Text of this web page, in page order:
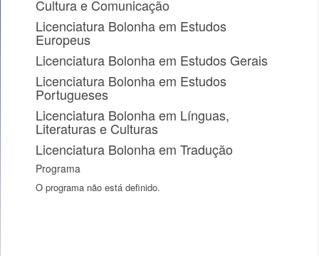
Cultura e Comunicação
Licenciatura Bolonha em Estudos
Europeus
Licenciatura Bolonha em Estudos Gerais
Licenciatura Bolonha em Estudos
Portugueses
Licenciatura Bolonha em Línguas,
Literaturas e Culturas
Licenciatura Bolonha em Tradução
Programa
O programa não está definido.